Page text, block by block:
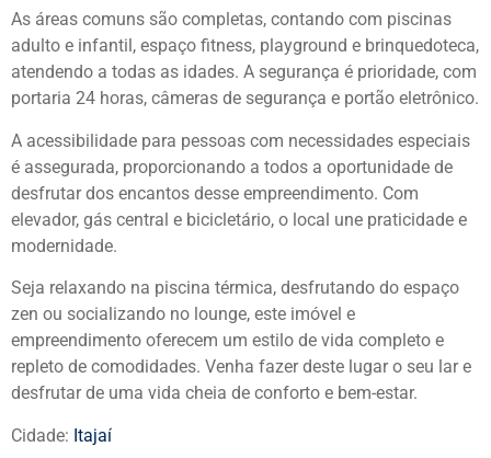
As áreas comuns são completas, contando com piscinas
adulto e infantil, espaço fitness, playground e brinquedoteca,
atendendo a todas as idades. A segurança é prioridade, com
portaria 24 horas, câmeras de segurança e portão eletrônico.
A acessibilidade para pessoas com necessidades especiais
é assegurada, proporcionando a todos a oportunidade de
desfrutar dos encantos desse empreendimento. Com
elevador, gás central e bicicletário, o local une praticidade e
modernidade.
Seja relaxando na piscina térmica, desfrutando do espaço
zen ou socializando no lounge, este imóvel e
empreendimento oferecem um estilo de vida completo e
repleto de comodidades. Venha fazer deste lugar o seu lar e
desfrutar de uma vida cheia de conforto e bem-estar.
Cidade: Itajaí